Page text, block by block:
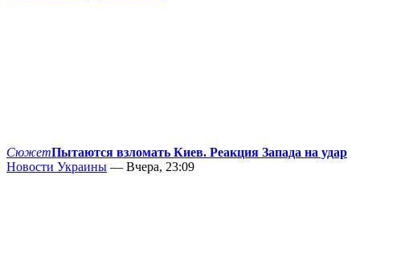
СюжетПытаются взломать Киев. Реакция Запада на удар
Новости Украины — Вчера, 23:09